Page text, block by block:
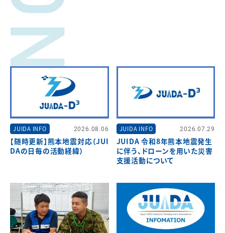
JUIDA INFO 2026.08.06
【随時更新】熊本地震対応（JUI
DAの日毎の活動経緯）
JUIDA INFO 2026.07.29
JUIDA 令和8年熊本地震発生
に伴う、ドローンを用いた災害
支援活動について